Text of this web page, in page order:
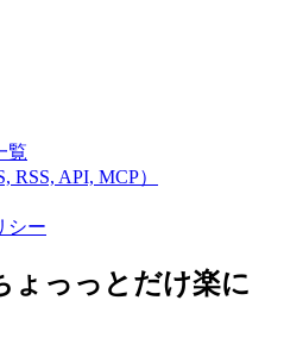
覧
RSS, API, MCP）
シー
ょっっとだけ楽に